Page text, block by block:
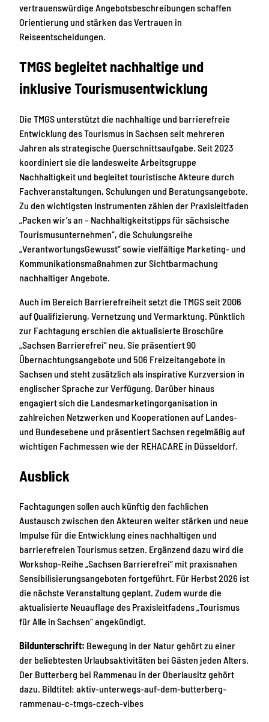
vertrauenswürdige Angebotsbeschreibungen schaffen
Orientierung und stärken das Vertrauen in
Reiseentscheidungen.
TMGS begleitet nachhaltige und
inklusive Tourismusentwicklung
Die TMGS unterstützt die nachhaltige und barrierefreie
Entwicklung des Tourismus in Sachsen seit mehreren
Jahren als strategische Querschnittsaufgabe. Seit 2023
koordiniert sie die landesweite Arbeitsgruppe
Nachhaltigkeit und begleitet touristische Akteure durch
Fachveranstaltungen, Schulungen und Beratungsangebote.
Zu den wichtigsten Instrumenten zählen der Praxisleitfaden
„Packen wir’s an – Nachhaltigkeitstipps für sächsische
Tourismusunternehmen“, die Schulungsreihe
„VerantwortungsGewusst“ sowie vielfältige Marketing- und
Kommunikationsmaßnahmen zur Sichtbarmachung
nachhaltiger Angebote.
Auch im Bereich Barrierefreiheit setzt die TMGS seit 2006
auf Qualifizierung, Vernetzung und Vermarktung. Pünktlich
zur Fachtagung erschien die aktualisierte Broschüre
„Sachsen Barrierefrei“ neu. Sie präsentiert 90
Übernachtungsangebote und 506 Freizeitangebote in
Sachsen und steht zusätzlich als inspirative Kurzversion in
englischer Sprache zur Verfügung. Darüber hinaus
engagiert sich die Landesmarketingorganisation in
zahlreichen Netzwerken und Kooperationen auf Landes-
und Bundesebene und präsentiert Sachsen regelmäßig auf
wichtigen Fachmessen wie der REHACARE in Düsseldorf.
Ausblick
Fachtagungen sollen auch künftig den fachlichen
Austausch zwischen den Akteuren weiter stärken und neue
Impulse für die Entwicklung eines nachhaltigen und
barrierefreien Tourismus setzen. Ergänzend dazu wird die
Workshop-Reihe „Sachsen Barrierefrei“ mit praxisnahen
Sensibilisierungsangeboten fortgeführt. Für Herbst 2026 ist
die nächste Veranstaltung geplant. Zudem wurde die
aktualisierte Neuauflage des Praxisleitfadens „Tourismus
für Alle in Sachsen“ angekündigt.
Bildunterschrift: Bewegung in der Natur gehört zu einer
der beliebtesten Urlaubsaktivitäten bei Gästen jeden Alters.
Der Butterberg bei Rammenau in der Oberlausitz gehört
dazu. Bildtitel: aktiv-unterwegs-auf-dem-butterberg-
rammenau-c-tmgs-czech-vibes